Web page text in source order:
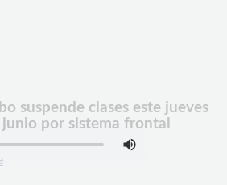
suspende clases este jueves
por sistema frontal